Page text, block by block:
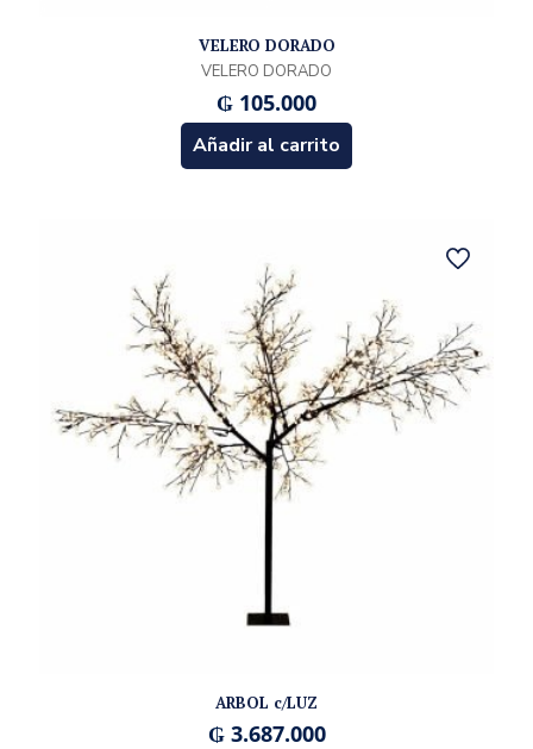
VELERO DORADO
VELERO DORADO
₲ 105.000
Añadir al carrito
ARBOL c/LUZ
₲3.687.000